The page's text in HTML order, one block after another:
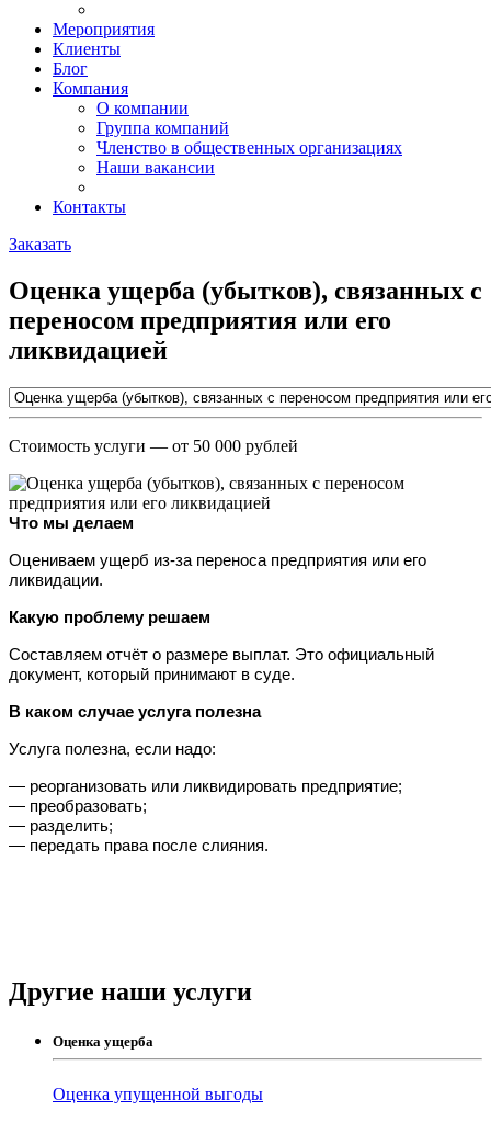
Мероприятия
Клиенты
Блог
Компания
О компании
Группа компаний
Членство в общественных организациях
Наши вакансии
Контакты
Заказать
Оценка ущерба (убытков), связанных с
переносом предприятия или его
ликвидацией
Стоимость услуги — от 50 000 рублей
Что мы делаем
Оцениваем ущерб из-за переноса предприятия или его
ликвидации.
Какую проблему решаем
Составляем отчёт о размере выплат. Это официальный
документ, который принимают в суде.
В каком случае услуга полезна
Услуга полезна, если надо:
— реорганизовать или ликвидировать предприятие;
— преобразовать;
— разделить;
— передать права после слияния.
Другие наши услуги
Оценка ущерба
Оценка упущенной выгоды